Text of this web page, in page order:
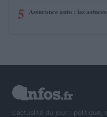
5 Assurance auto : les
L'actualité du jour : politique,